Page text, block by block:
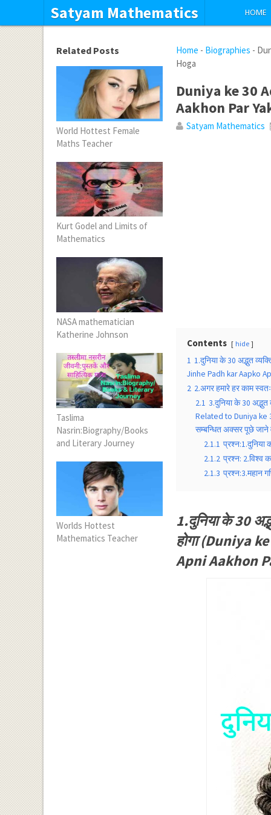
Satyam Mathematics HOME
Home - Biographies -
Hoga
Duniya ke 30
Aakhon Par
Satyam Mathematics
Contents hide
1 1.दुनिया के 30 अद्भुत
Jinhe Padh kar Aapko
2 2.अगर हमारे हर काम
2.1 3.दुनिया के 30
Related to Duniya ke
सम्बन्धित अक्सर पूछे जाने
2.1.1 प्रश्न:1.दुनिया
2.1.2 प्रश्न: 2.विश्व
2.1.3 प्रश्न:3.महान
1.दुनिया के 30
होगा (Duniya
Apni Aakhon
Related Posts
World Hottest Female
Maths Teacher
Kurt Godel and Limits of
Mathematics
NASA mathematician
Katherine Johnson
Taslima
Nasrin:Biography/Books
and Literary Journey
Worlds Hottest
Mathematics Teacher